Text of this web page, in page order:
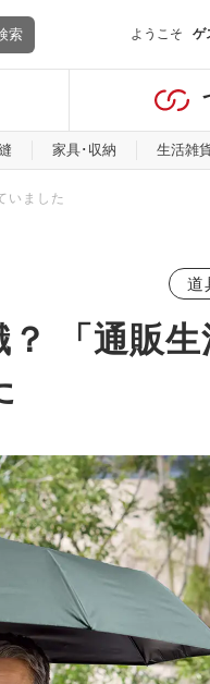
索 ようこそ ゲ
家具･収納 生活雑
いました
道
「通販生